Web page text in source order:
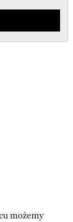
możemy